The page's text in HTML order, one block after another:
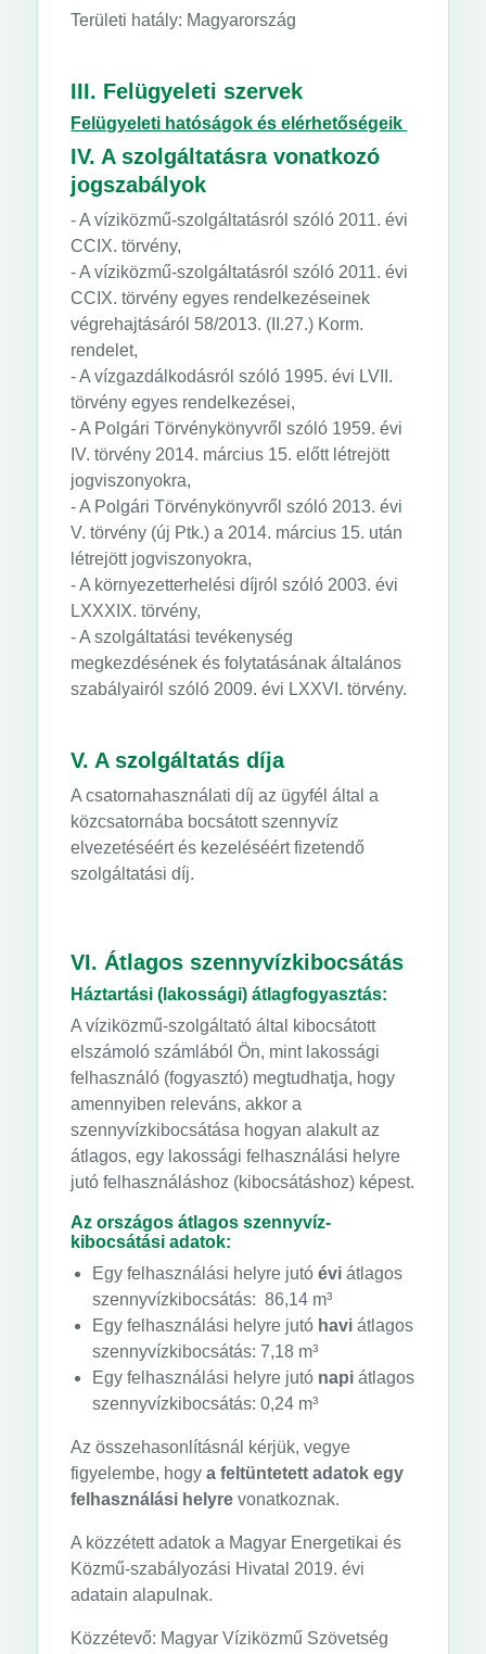
Területi hatály: Magyarország
III. Felügyeleti szervek
Felügyeleti hatóságok és elérhetőségeik
IV. A szolgáltatásra vonatkozó
jogszabályok
- A víziközmű-szolgáltatásról szóló 2011. évi
CCIX. törvény,
- A víziközmű-szolgáltatásról szóló 2011. évi
CCIX. törvény egyes rendelkezéseinek
végrehajtásáról 58/2013. (II.27.) Korm.
rendelet,
- A vízgazdálkodásról szóló 1995. évi LVII.
törvény egyes rendelkezései,
- A Polgári Törvénykönyvről szóló 1959. évi
IV. törvény 2014. március 15. előtt létrejött
jogviszonyokra,
- A Polgári Törvénykönyvről szóló 2013. évi
V. törvény (új Ptk.) a 2014. március 15. után
létrejött jogviszonyokra,
- A környezetterhelési díjról szóló 2003. évi
LXXXIX. törvény,
- A szolgáltatási tevékenység
megkezdésének és folytatásának általános
szabályairól szóló 2009. évi LXXVI. törvény.
V. A szolgáltatás díja
A csatornahasználati díj az ügyfél által a
közcsatornába bocsátott szennyvíz
elvezetéséért és kezeléséért fizetendő
szolgáltatási díj.
VI. Átlagos szennyvízkibocsátás
Háztartási (lakossági) átlagfogyasztás:
A víziközmű-szolgáltató által kibocsátott
elszámoló számlából Ön, mint lakossági
felhasználó (fogyasztó) megtudhatja, hogy
amennyiben releváns, akkor a
szennyvízkibocsátása hogyan alakult az
átlagos, egy lakossági felhasználási helyre
jutó felhasználáshoz (kibocsátáshoz) képest.
Az országos átlagos szennyvíz-
kibocsátási adatok:
Egy felhasználási helyre jutóéviátlagos
szennyvízkibocsátás: 86,14 m³
Egy felhasználási helyre jutó haviátlagos
szennyvízkibocsátás: 7,18 m³
Egy felhasználási helyre jutó napiátlagos
szennyvízkibocsátás: 0,24 m³
Az összehasonlításnál kérjük, vegye
figyelembe, hogya feltüntetett adatok egy
felhasználási helyre vonatkoznak.
A közzétett adatok a Magyar Energetikai és
Közmű-szabályozási Hivatal 2019. évi
adatain alapulnak.
Közzétevő: Magyar Víziközmű Szövetség